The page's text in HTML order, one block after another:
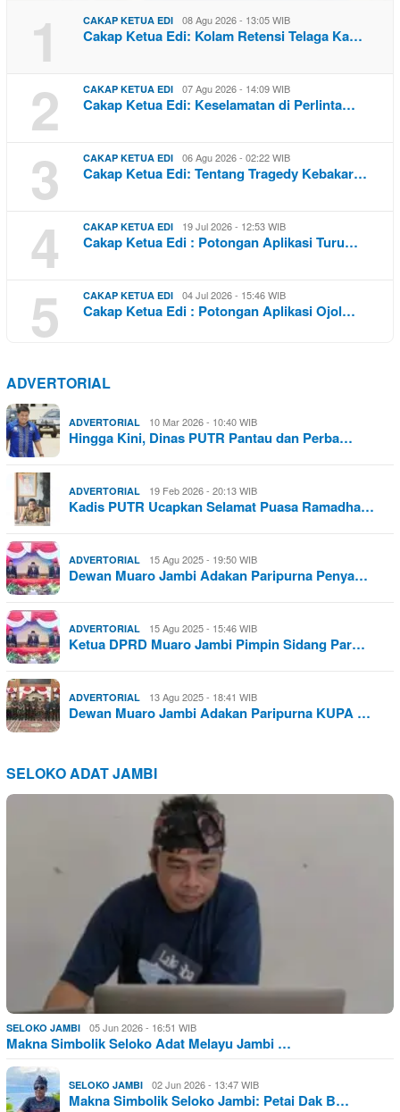
1 CAKAP KETUA EDI 08 Agu 2026 - 13:05 WIB
Cakap Ketua Edi: Kolam Retensi Telaga Ka…
2 CAKAP KETUA EDI 07 Agu 2026 - 14:09 WIB
Cakap Ketua Edi: Keselamatan di Perlinta…
3 CAKAP KETUA EDI 06 Agu 2026 - 02:22 WIB
Cakap Ketua Edi: Tentang Tragedy Kebakar…
4 CAKAP KETUA EDI 19 Jul 2026 - 12:53 WIB
Cakap Ketua Edi : Potongan Aplikasi Turu…
5 CAKAP KETUA EDI 04 Jul 2026 - 15:46 WIB
Cakap Ketua Edi : Potongan Aplikasi Ojol…
ADVERTORIAL
ADVERTORIAL 10 Mar 2026 - 10:40 WIB
Hingga Kini, Dinas PUTR Pantau dan Perba…
ADVERTORIAL 19 Feb 2026 - 20:13 WIB
Kadis PUTR Ucapkan Selamat Puasa Ramadha…
ADVERTORIAL 15 Agu 2025 - 19:50 WIB
Dewan Muaro Jambi Adakan Paripurna Penya…
ADVERTORIAL 15 Agu 2025 - 15:46 WIB
Ketua DPRD Muaro Jambi Pimpin Sidang Par…
ADVERTORIAL 13 Agu 2025 - 18:41 WIB
Dewan Muaro Jambi Adakan Paripurna KUPA …
SELOKO ADAT JAMBI
SELOKO JAMBI 05 Jun 2026 - 16:51 WIB
Makna Simbolik Seloko Adat Melayu Jambi …
SELOKO JAMBI 02 Jun 2026 - 13:47 WIB
Makna Simbolik Seloko Jambi: Petai Dak B…